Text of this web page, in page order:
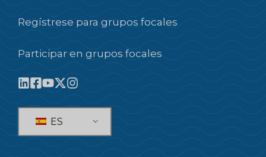
Regístrese para grupos focales
Participar en grupos focales
ES